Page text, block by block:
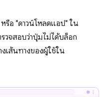
รือ "ดาวน์โหลดแอป" ใน
วจสอบว่าปุ่มไม่ได้บล็อก
เส้นทางของผู้ใช้ใน